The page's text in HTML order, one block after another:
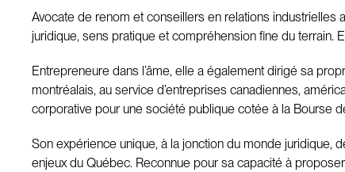
Avocate de renom et conseillers en relations
juridique, sens pratique et compréhension fine du
Entrepreneure dans l’âme, elle a également dirigé sa
montréalais, au service d’entreprises canadiennes,
corporative pour une société publique cotée à la Bourse
Son expérience unique, à la jonction du monde juridique,
enjeux du Québec. Reconnue pour sa capacité à